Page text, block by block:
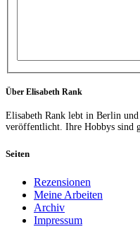
Über Elisabeth Rank
Elisabeth Rank lebt in Berlin
veröffentlicht. Ihre Hobbys sind
Seiten
Rezensionen
Meine Arbeiten
Archiv
Impressum